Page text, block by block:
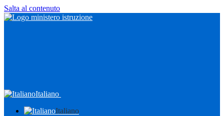
Salta al contenuto
Italiano
Italiano